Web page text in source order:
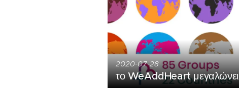
2020-07-28
το WeAddHeart μεγαλώνει